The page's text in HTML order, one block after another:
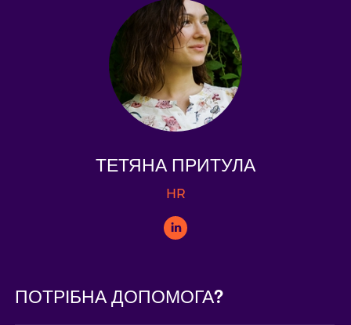
ТЕТЯНА ПРИТУЛА
HR
ПОТРІБНА ДОПОМОГА?